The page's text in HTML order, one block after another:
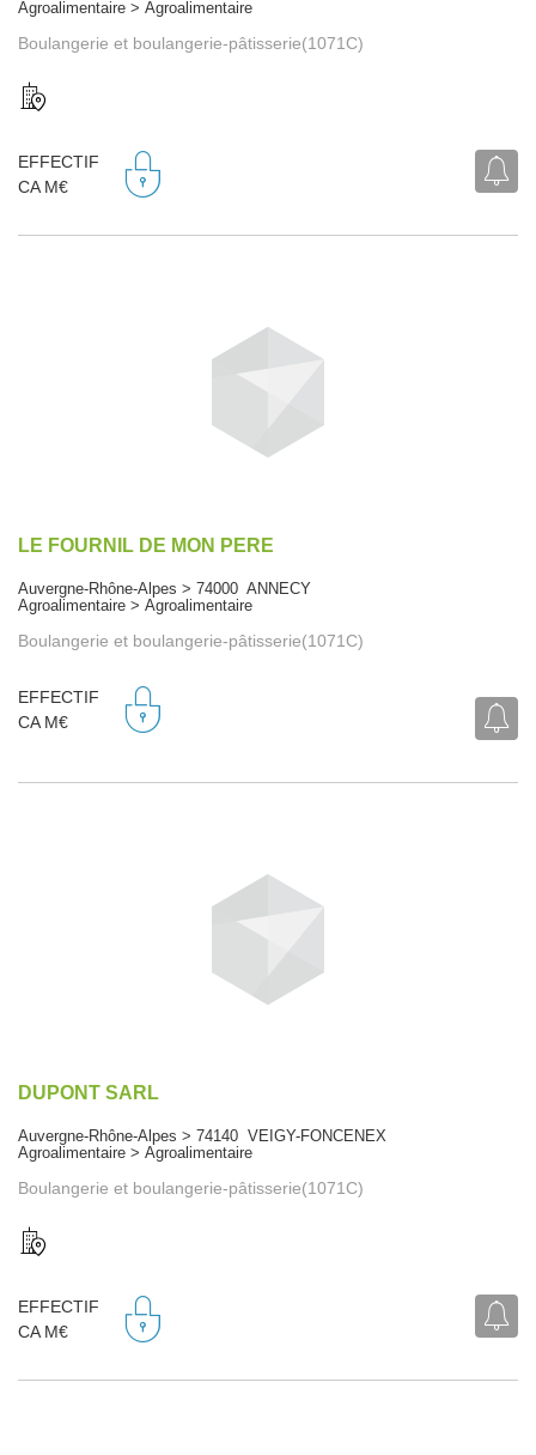
Agroalimentaire > Agroalimentaire
Boulangerie et boulangerie-pâtisserie(1071C)
EFFECTIF
CA M€
LE FOURNIL DE MON PERE
Auvergne-Rhône-Alpes > 74000 ANNECY
Agroalimentaire > Agroalimentaire
Boulangerie et boulangerie-pâtisserie(1071C)
EFFECTIF
CA M€
DUPONT SARL
Auvergne-Rhône-Alpes > 74140 VEIGY-FONCENEX
Agroalimentaire > Agroalimentaire
Boulangerie et boulangerie-pâtisserie(1071C)
EFFECTIF
CA M€